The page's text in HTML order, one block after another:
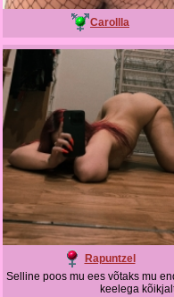
Carollla
Rapuntzel
Selline poos mu ees võtaks mu
keelega